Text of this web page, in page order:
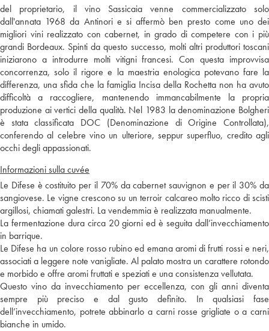
del proprietario, il vino Sassicaia venne commercializzato solo
dall'annata 1968 da Antinori e si affermò ben presto come uno dei
migliori vini realizzato con cabernet, in grado di competere con i più
grandi Bordeaux. Spinti da questo successo, molti altri produttori toscani
iniziarono a introdurre molti vitigni francesi. Con questa improvvisa
concorrenza, solo il rigore e la maestria enologica potevano fare la
differenza, una sfida che la famiglia Incisa della Rochetta non ha avuto
difficoltà a raccogliere, mantenendo immancabilmente la propria
produzione ai vertici della qualità. Nel 1983 la denominazione Bolgheri
è stata classificata DOC (Denominazione di Origine Controllata),
conferendo al celebre vino un ulteriore, seppur superfluo, credito agli
occhi degli appassionati.
Informazioni sulla cuvée
Le Difese è costituito per il 70% da cabernet sauvignon e per il 30% da
sangiovese. Le vigne crescono su un terroir calcareo molto ricco di scisti
argillosi, chiamati galestri. La vendemmia è realizzata manualmente.
La fermentazione dura circa 20 giorni ed è seguita dall’invecchiamento
in barrique.
Le Difese ha un colore rosso rubino ed emana aromi di frutti rossi e neri,
associati a leggere note vanigliate. Al palato mostra un carattere rotondo
e morbido e offre aromi fruttati e speziati e una consistenza vellutata.
Questo vino da invecchiamento per eccellenza, con gli anni diventa
sempre più preciso e dal gusto definito. In qualsiasi fase
dell’invecchiamento, potrete abbinarlo a carni rosse grigliate o a carni
bianche in umido.